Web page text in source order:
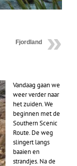
Fjordland
Vandaag gaan we
weer verder naar
het zuiden. We
beginnen met de
Southern Scenic
Route. De weg
slingert langs
baaien en
strandjes. Na de